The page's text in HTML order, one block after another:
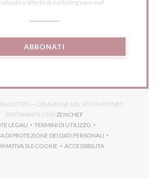
e offerte di marketing via e-mail.
ABBONATI
— CREAZIONE DEL SITO INTERNET
RISTORANTE CON ZENCHEF((APRE UNA NUOVA
LEGALI
((APRE UNA NUOVA FINESTRA))
TERMINI DI UTILIZZO
((APRE UNA NUOVA FINESTRA))
DI PROTEZIONE DEI DATI PERSONALI
((APRE UNA NUOVA FINESTRA))
SUI COOKIE
((APRE UNA NUOVA FINESTRA))
ACCESSIBILITA
((APRE UNA NUOVA